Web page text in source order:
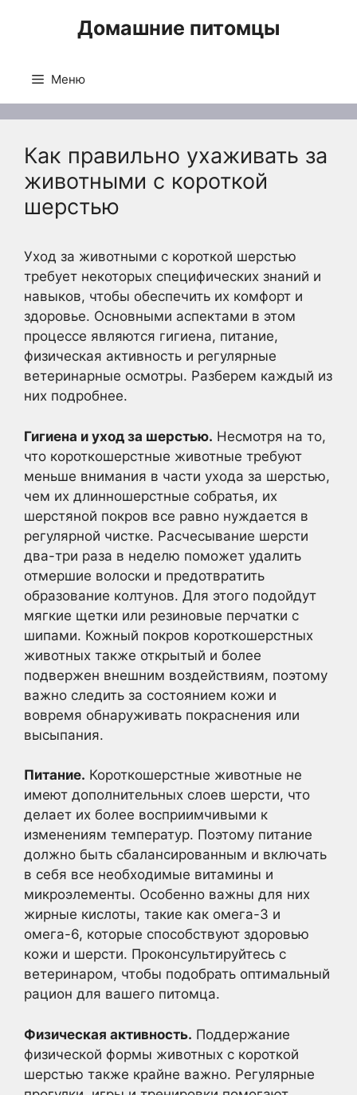
Домашние питомцы
Меню
Как правильно ухаживать за
животными с короткой
шерстью
Уход за животными с короткой шерстью
требует некоторых специфических знаний и
навыков, чтобы обеспечить их комфорт и
здоровье. Основными аспектами в этом
процессе являются гигиена, питание,
физическая активность и регулярные
ветеринарные осмотры. Разберем каждый из
них подробнее.
Гигиена и уход за шерстью. Несмотря на то,
что короткошерстные животные требуют
меньше внимания в части ухода за шерстью,
чем их длинношерстные собратья, их
шерстяной покров все равно нуждается в
регулярной чистке. Расчесывание шерсти
два-три раза в неделю поможет удалить
отмершие волоски и предотвратить
образование колтунов. Для этого подойдут
мягкие щетки или резиновые перчатки с
шипами. Кожный покров короткошерстных
животных также открытый и более
подвержен внешним воздействиям, поэтому
важно следить за состоянием кожи и
вовремя обнаруживать покраснения или
высыпания.
Питание. Короткошерстные животные не
имеют дополнительных слоев шерсти, что
делает их более восприимчивыми к
изменениям температур. Поэтому питание
должно быть сбалансированным и включать
в себя все необходимые витамины и
микроэлементы. Особенно важны для них
жирные кислоты, такие как омега-3 и
омега-6, которые способствуют здоровью
кожи и шерсти. Проконсультируйтесь с
ветеринаром, чтобы подобрать оптимальный
рацион для вашего питомца.
Физическая активность. Поддержание
физической формы животных с короткой
шерстью также крайне важно. Регулярные